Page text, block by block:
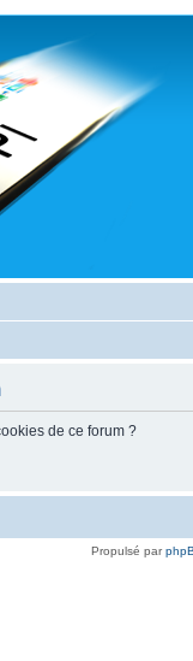
de ce forum ?
Propulsé par